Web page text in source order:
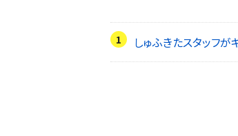
しゅふきたスタッフ